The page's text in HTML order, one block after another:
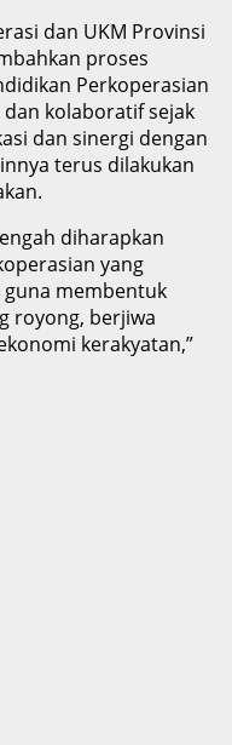
dan UKM Provinsi
proses
Perkoperasian
kolaboratif sejak
dan sinergi dengan
terus dilakukan
diharapkan
yang
membentuk
royong, berjiwa
kerakyatan,”